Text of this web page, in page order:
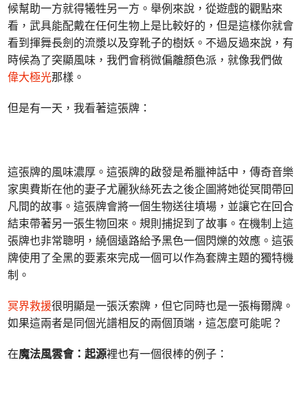
候幫助一方就得犧牲另一方。舉例來說，從遊戲的觀點來
看，武具能配戴在任何生物上是比較好的，但是這樣你就會
看到揮舞長劍的流漿以及穿靴子的樹妖。不過反過來說，有
時候為了突顯風味，我們會稍微偏離顏色派，就像我們做
偉大極光那樣。
但是有一天，我看著這張牌：
這張牌的風味濃厚。這張牌的啟發是希臘神話中，傳奇音樂
家奧費斯在他的妻子尤麗狄絲死去之後企圖將她從冥間帶回
凡間的故事。這張牌會將一個生物送往墳場，並讓它在回合
結束帶著另一張生物回來。規則捕捉到了故事。在機制上這
張牌也非常聰明，繞個遠路給予黑色一個閃爍的效應。這張
牌使用了全黑的要素來完成一個可以作為套牌主題的獨特機
制。
冥界救援很明顯是一張沃索牌，但它同時也是一張梅爾牌。
如果這兩者是同個光譜相反的兩個頂端，這怎麼可能呢？
在魔法風雲會：起源裡也有一個很棒的例子：